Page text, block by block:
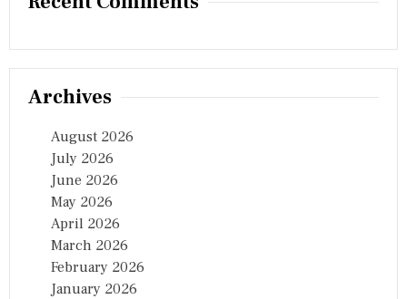
Archives
August 2026
July 2026
June 2026
May 2026
April 2026
March 2026
February 2026
January 2026